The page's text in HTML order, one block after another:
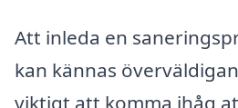
Att inleda en
kan kännas
viktigt att komma ihåg